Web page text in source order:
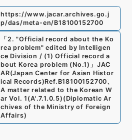
https://www.jacar.archives.go.j
p/das/meta-en/B18100152700
「 2. "Official record about the Ko
rea problem" edited by Intelligen
ce Division / (1) Official record a
bout Korea problem (No.1) 」 JAC
AR(Japan Center for Asian Histor
ical Records)Ref. B18100152700、
A matter related to the Korean W
ar Vol. 1 (A'.7.1.0.5) (Diplomatic Ar
chives of the Ministry of Foreign
Affairs)